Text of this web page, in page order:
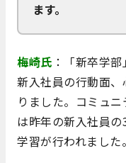
ます。
梅崎氏 ：「新卒学
新入社員の行動面
りました。コミュ
は昨年の新入社員
学習が行われました。